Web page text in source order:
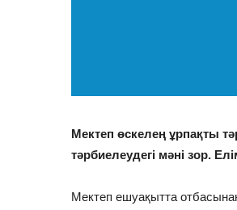
Мектеп өскелең ұрпақты
тәрбиелеудегі мәні зор.
Мектеп ешуақытта